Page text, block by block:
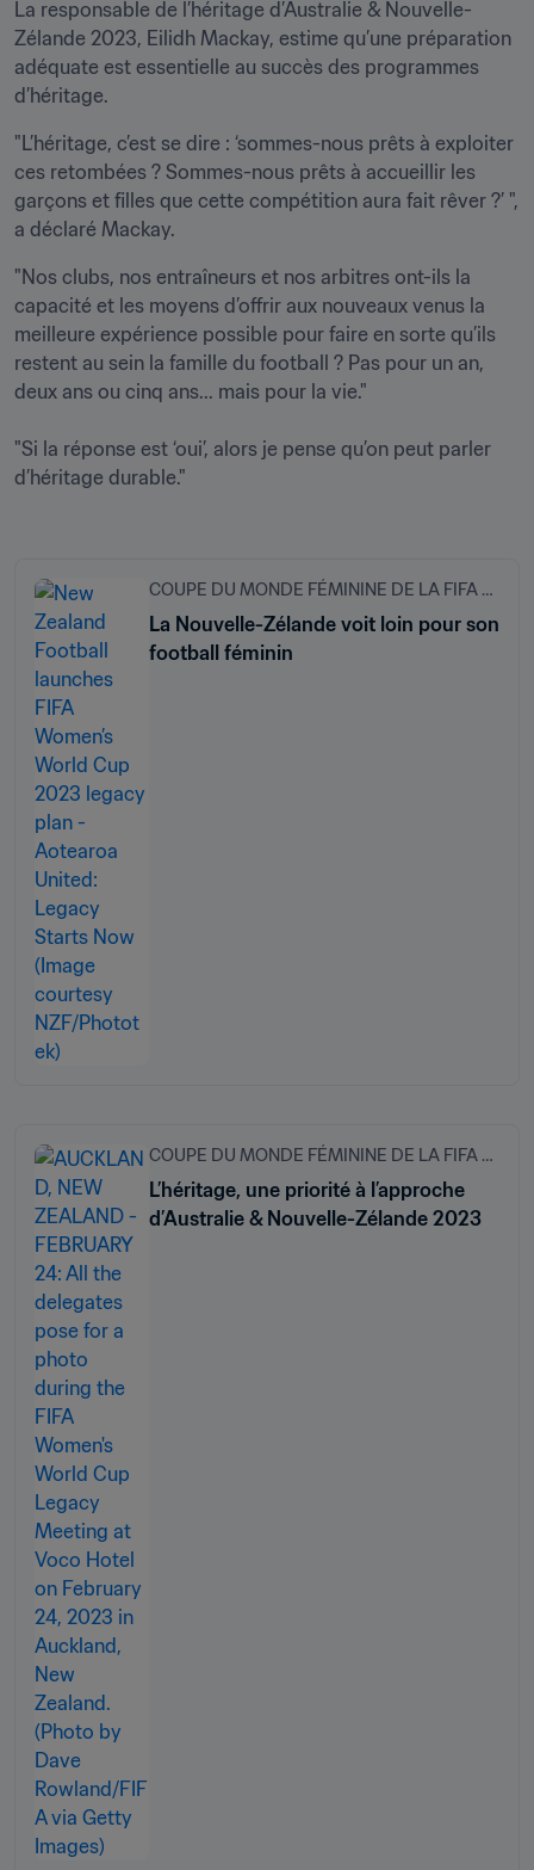
La responsable de l’héritage d’Australie & Nouvelle-
Zélande 2023, Eilidh Mackay, estime qu’une préparation
adéquate est essentielle au succès des programmes
d’héritage.
"L’héritage, c’est se dire : ‘sommes-nous prêts à exploiter
ces retombées ? Sommes-nous prêts à accueillir les
garçons et filles que cette compétition aura fait rêver ?’ ",
a déclaré Mackay.
"Nos clubs, nos entraîneurs et nos arbitres ont-ils la
capacité et les moyens d’offrir aux nouveaux venus la
meilleure expérience possible pour faire en sorte qu’ils
restent au sein la famille du football ? Pas pour un an,
deux ans ou cinq ans... mais pour la vie."
"Si la réponse est ‘oui’, alors je pense qu’on peut parler
d’héritage durable."
COUPE DU MONDE FÉMININE DE LA FIFA 2023
La Nouvelle-Zélande voit loin pour son
football féminin
COUPE DU MONDE FÉMININE DE LA FIFA 2023
L’héritage, une priorité à l’approche
d’Australie & Nouvelle-Zélande 2023